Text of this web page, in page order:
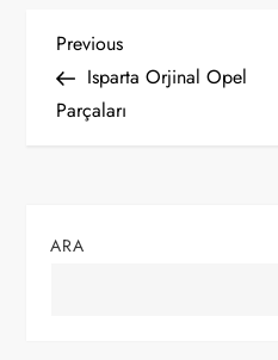
Y
a
Previous
Post
Previous
Isparta Orjinal Opel
Parçaları
ARA